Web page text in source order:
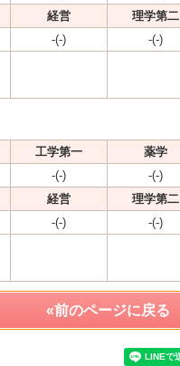
経営 理学第二
-(-) -(-)
工学第一 薬学
-(-) -(-)
経営 理学第二
-(-) -(-)
«前のページに戻る